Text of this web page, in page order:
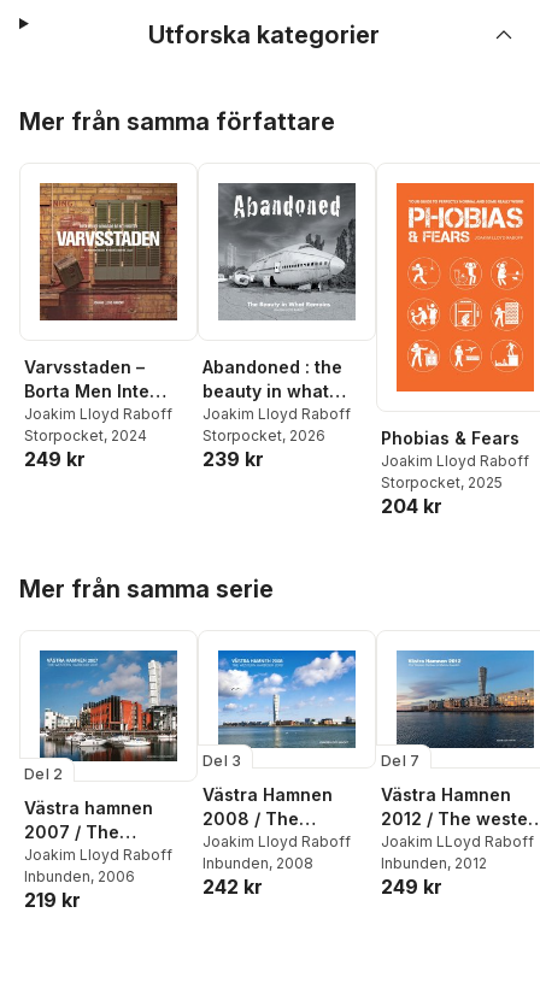
Utforska kategorier
Mer från samma författare
Varvsstaden –
Borta Men Inte
Glömd – Malmös
Maritima Arv
Joakim Lloyd Raboff
Storpocket, 2024
249 kr
Abandoned : the
beauty in what
remains
Joakim Lloyd Raboff
Storpocket, 2026
239 kr
Phobias & Fears
Joakim Lloyd Raboff
Storpocket, 2025
204 kr
Mer från samma serie
Del 2
Västra hamnen
2007 / The
western harbour
2007
Joakim Lloyd Raboff
Inbunden, 2006
219 kr
Del 3
Västra Hamnen
2008 / The
western harbour
2008
Joakim Lloyd Raboff
Inbunden, 2008
242 kr
Del 7
Västra Hamnen
2012 / The
harbour in Malmö,
Sweden
Joakim LLoyd Raboff
Inbunden, 2012
249 kr